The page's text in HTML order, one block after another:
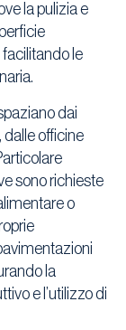
la pulizia e
le
dai
, dalle officine
sono richieste
o
la
e l’utilizzo di